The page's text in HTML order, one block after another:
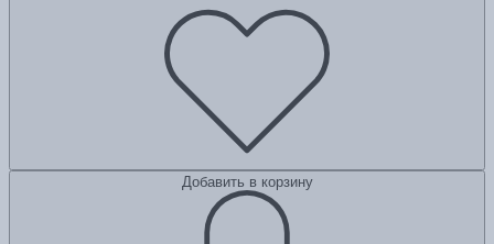
Добавить в корзину